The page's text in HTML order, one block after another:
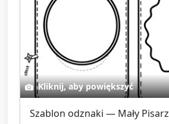
Kliknij, aby powiększyć
Szablon odznaki — Mały Pisarz